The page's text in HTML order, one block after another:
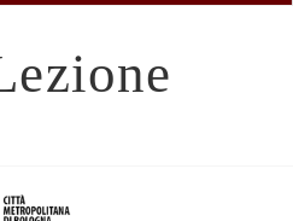
Formazione
Tecnologica